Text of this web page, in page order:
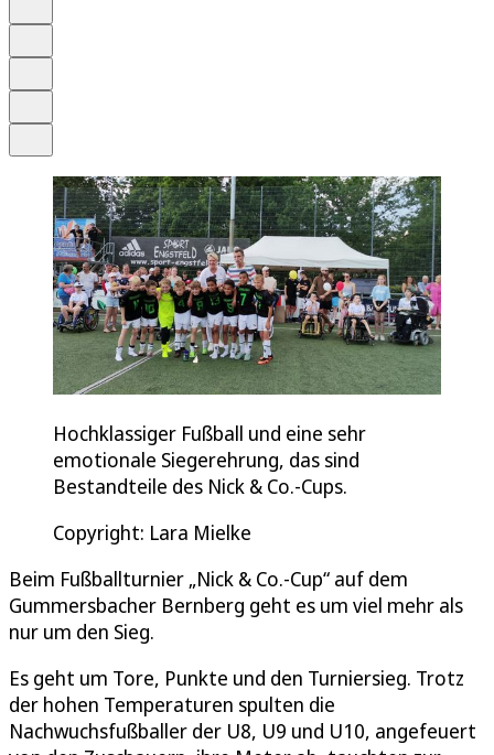
Hochklassiger Fußball und eine sehr
emotionale Siegerehrung, das sind
Bestandteile des Nick & Co.-Cups.
Copyright: Lara Mielke
Beim Fußballturnier „Nick & Co.-Cup“ auf dem
Gummersbacher Bernberg geht es um viel mehr als
nur um den Sieg.
Es geht um Tore, Punkte und den Turniersieg. Trotz
der hohen Temperaturen spulten die
Nachwuchsfußballer der U8, U9 und U10, angefeuert